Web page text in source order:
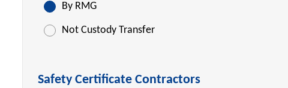
By RMG
Not Custody Transfer
Safety Certificate Contractors